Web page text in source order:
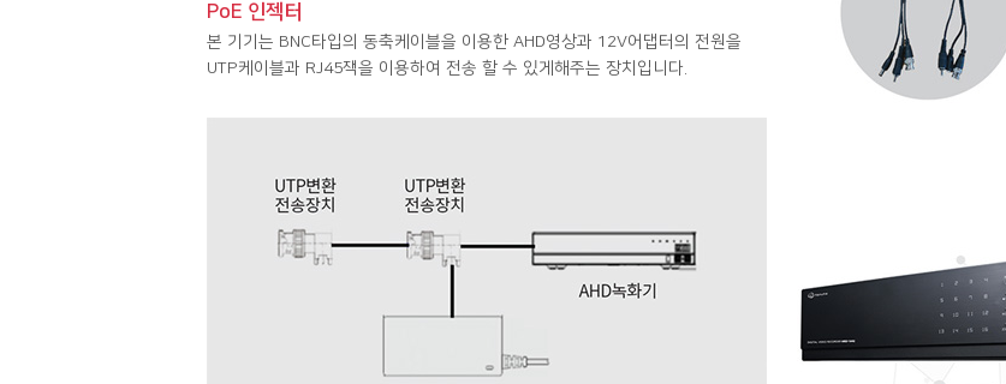
PoE 인젝터
본 기기는 BNC타입의 동축케이블을 이용한 AHD영상과 12V어댑터의 전원을
UTP케이블과 RJ45잭을 이용하여 전송 할 수 있게해주는 장치입니다.